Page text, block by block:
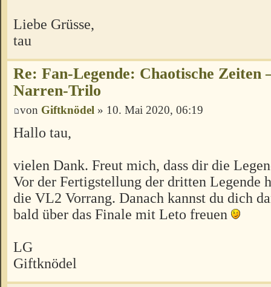
Liebe Grüsse,
tau
Re: Fan-Legende: Chaotische Zeiten
Narren-Trilo
von Giftknödel » 10. Mai 2020, 06:19
Hallo tau,
vielen Dank. Freut mich, dass dir die
Vor der Fertigstellung der dritten Legende
die VL2 Vorrang. Danach kannst du dich
bald über das Finale mit Leto freuen
LG
Giftknödel